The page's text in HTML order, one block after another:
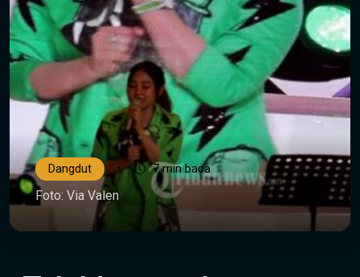
Dangdut • 7 min baca
Foto: Via Valen